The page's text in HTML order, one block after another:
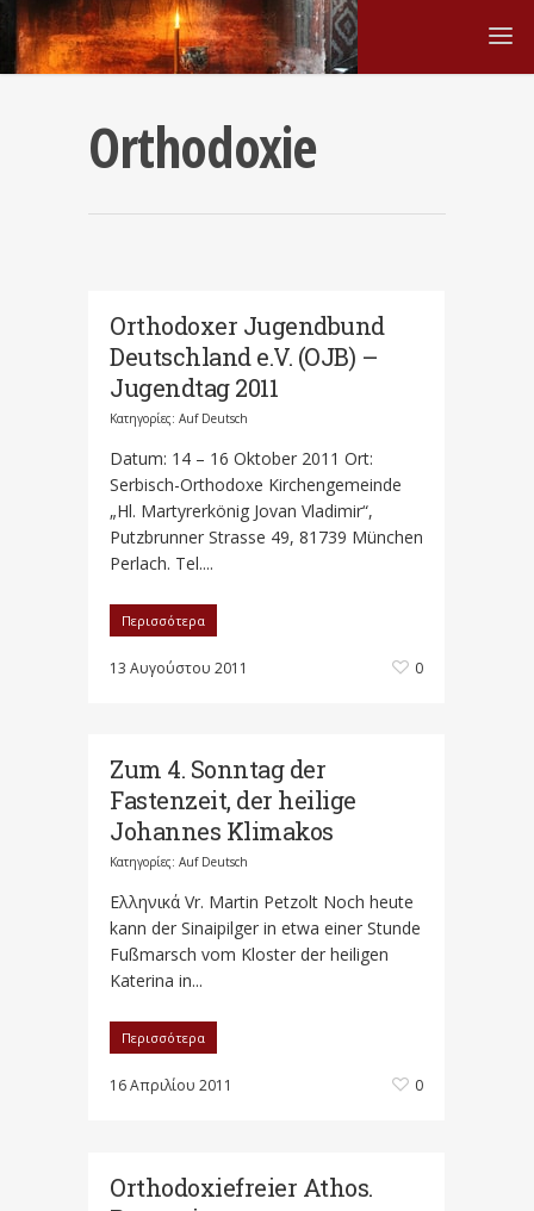
Orthodoxie
Orthodoxer Jugendbund
Deutschland e.V. (OJB) –
Jugendtag 2011
Κατηγορίες: Auf Deutsch
Datum: 14 – 16 Oktober 2011 Ort:
Serbisch-Orthodoxe Kirchengemeinde
„Hl. Martyrerkönig Jovan Vladimir“,
Putzbrunner Strasse 49, 81739 München
Perlach. Tel....
Περισσότερα
13 Αυγούστου 2011 0
Zum 4. Sonntag der
Fastenzeit, der heilige
Johannes Klimakos
Κατηγορίες: Auf Deutsch
Ελληνικά Vr. Martin Petzolt Noch heute
kann der Sinaipilger in etwa einer Stunde
Fußmarsch vom Kloster der heiligen
Katerina in...
Περισσότερα
16 Απριλίου 2011 0
Orthodoxiefreier Athos.